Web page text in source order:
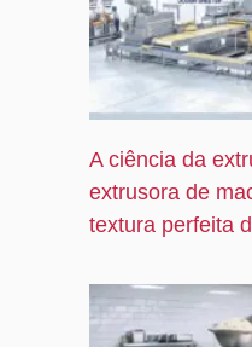
A ciência da
extrusora de
textura perfeita